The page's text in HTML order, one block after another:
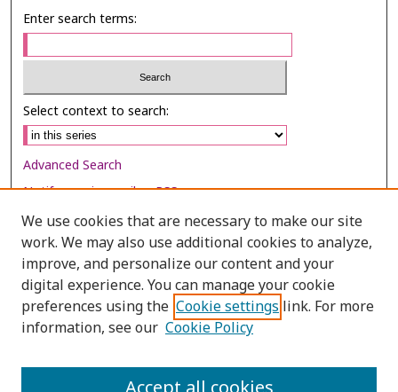
Enter search terms:
Select context to search:
Advanced Search
Notify me via email orRSS
Browse
Collections
Disciplines
Authors
We use cookies that are necessary to make our site
work. We may also use additional cookies to analyze,
improve, and personalize our content and your
digital experience. You can manage your cookie
preferences using the Cookie settings link. For more
information, see our Cookie Policy